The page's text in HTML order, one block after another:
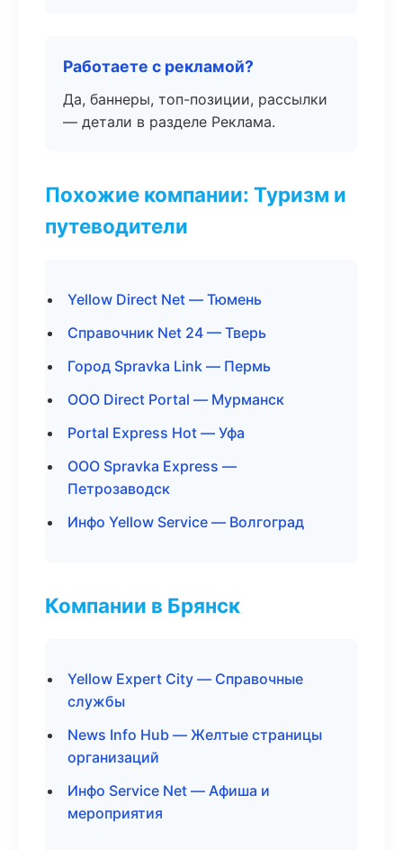
Работаете с рекламой?
Да, баннеры, топ-позиции, рассылки
— детали в разделе Реклама.
Похожие компании: Туризм и
путеводители
Yellow Direct Net — Тюмень
Справочник Net 24 — Тверь
Город Spravka Link — Пермь
ООО Direct Portal — Мурманск
Portal Express Hot — Уфа
ООО Spravka Express —
Петрозаводск
Инфо Yellow Service — Волгоград
Компании в Брянск
Yellow Expert City — Справочные
службы
News Info Hub — Желтые страницы
организаций
Инфо Service Net — Афиша и
мероприятия